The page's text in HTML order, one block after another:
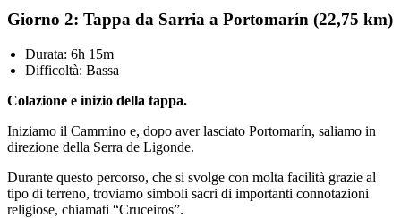
Giorno 2: Tappa da Sarria a Portomarín (22,75 km)
Durata: 6h 15m
Difficoltà: Bassa
Colazione e inizio della tappa.
Iniziamo il Cammino e, dopo aver lasciato Portomarín, saliamo in
direzione della Serra de Ligonde.
Durante questo percorso, che si svolge con molta facilità grazie al
tipo di terreno, troviamo simboli sacri di importanti connotazioni
religiose, chiamati “Cruceiros”.